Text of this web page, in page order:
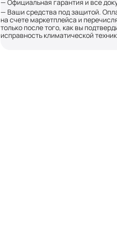
— Официальная гарантия и все
— Ваши средства под защитой.
на счете маркетплейса и
только после того, как вы
исправность климатической